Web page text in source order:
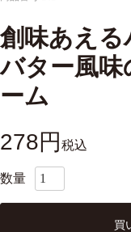
創味あえ
バター風味
ーム
278 税込
買